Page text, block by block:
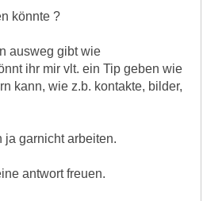
könnte ?
ausweg gibt wie
ihr mir vlt. ein Tip geben wie
kann, wie z.b. kontakte, bilder,
ja garnicht arbeiten.
antwort freuen.